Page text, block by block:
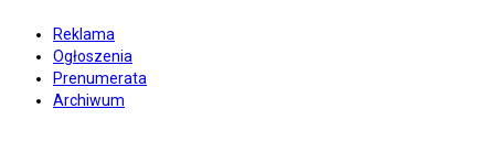
Reklama
Ogłoszenia
Prenumerata
Archiwum